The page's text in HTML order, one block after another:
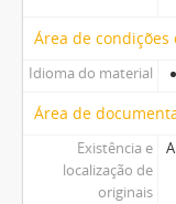
Área de condições
Idioma do material
Área de
Existência e
localização de
originais